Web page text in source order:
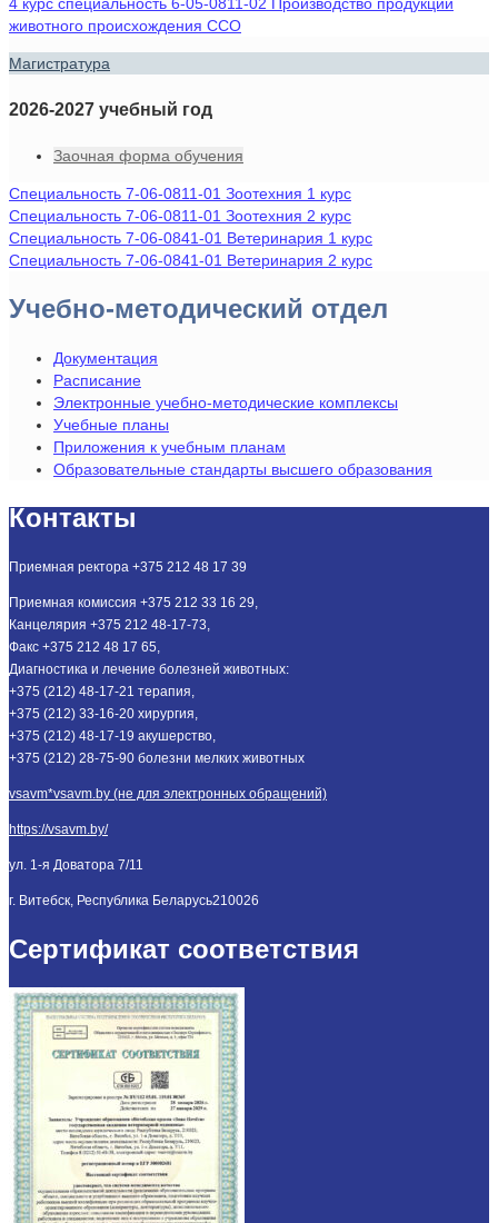
4 курс специальность 6-05-0811-02 Производство продукции
животного происхождения ССО
Магистратура
2026-2027 учебный год
Заочная форма обучения
Специальность 7-06-0811-01 Зоотехния 1 курс
Специальность 7-06-0811-01 Зоотехния 2 курс
Специальность 7-06-0841-01 Ветеринария 1 курс
Специальность 7-06-0841-01 Ветеринария 2 курс
Учебно-методический отдел
Документация
Расписание
Электронные учебно-методические комплексы
Учебные планы
Приложения к учебным планам
Образовательные стандарты высшего образования
Контакты
Приемная ректора +375 212 48 17 39
Приемная комиссия +375 212 33 16 29,
Канцелярия +375 212 48-17-73,
Факс +375 212 48 17 65,
Диагностика и лечение болезней животных:
+375 (212) 48-17-21 терапия,
+375 (212) 33-16-20 хирургия,
+375 (212) 48-17-19 акушерство,
+375 (212) 28-75-90 болезни мелких животных
vsavm*vsavm.by (не для электронных обращений)
https://vsavm.by/
ул. 1-я Доватора 7/11
г. Витебск, Республика Беларусь210026
Сертификат соответствия